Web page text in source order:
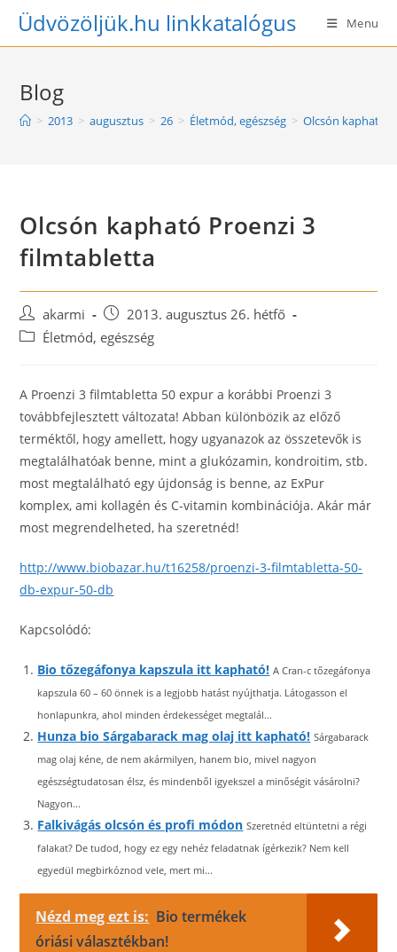
SkipÜdvözöljük.hu linkkatalógus Menu
Blog
> 2013 > augusztus > 26 > Életmód, egészség > Olcsón kapható
Olcsón kapható Proenzi 3
filmtabletta
Post
author:
akarmi
Post
published:
2013. augusztus 26. hétfő
PostÉletmód, egészség
A Proenzi 3 filmtabletta 50 expur a korábbi Proenzi 3
továbbfejlesztett változata! Abban különbözik az előző
terméktől, hogy amellett, hogy ugyanazok az összetevők is
megtalálhatóak benne, mint a glukózamin, kondroitim, stb.
most megtalálható egy újdonság is benne, az ExPur
komplex, ami kollagén és C-vitamin kombinációja. Akár már
most megrendelheted, ha szeretnéd!
http://www.biobazar.hu/t16258/proenzi-3-filmtabletta-50-
db-expur-50-db
Kapcsolódó:
Bio tőzegáfonya kapszula itt kapható! A Cran-c tőzegáfonya
kapszula 60 – 60 önnek is a legjobb hatást nyújthatja. Látogasson el
honlapunkra, ahol minden érdekességet megtalál...
Hunza bio Sárgabarack mag olaj itt kapható! Sárgabarack
mag olaj kéne, de nem akármilyen, hanem bio, mivel nagyon
egészségtudatosan élsz, és mindenből igyekszel a minőségit vásárolni?
Nagyon...
Falkivágás olcsón és profi módon Szeretnéd eltüntetni a régi
falakat? De tudod, hogy ez egy nehéz feladatnak ígérkezik? Nem kell
egyedül megbirkóznod vele, mert mi...
Nézd meg ezt is: Bio termékek
óriási választékban!